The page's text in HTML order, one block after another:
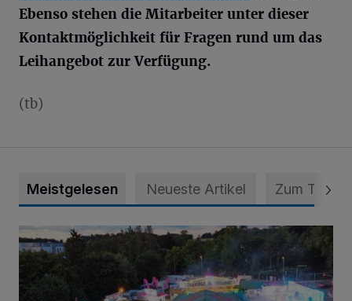
Ebenso stehen die Mitarbeiter unter dieser
Kontaktmöglichkeit für Fragen rund um das
Leihangebot zur Verfügung.
(tb)
Meistgelesen Neueste Artikel Zum Thema
Vier Tage mit vollem Programm